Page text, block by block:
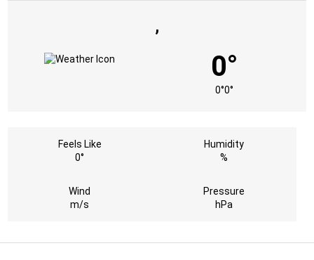
,
0°
0°0°
Feels Like
0°
Humidity
%
Wind
m/s
Pressure
hPa